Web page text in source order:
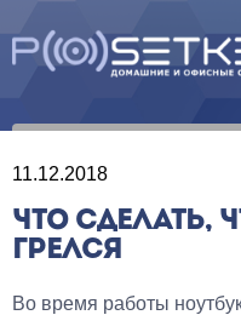
11.12.2018
ЧТО СДЕЛАТЬ,
ГРЕЛСЯ
Во время работы